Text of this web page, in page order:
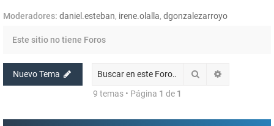
Moderadores: daniel.esteban, irene.olalla, dgonzalezarroyo
Este sitio no tiene Foros
Nuevo Tema Buscar
9 temas • Página 1 de 1